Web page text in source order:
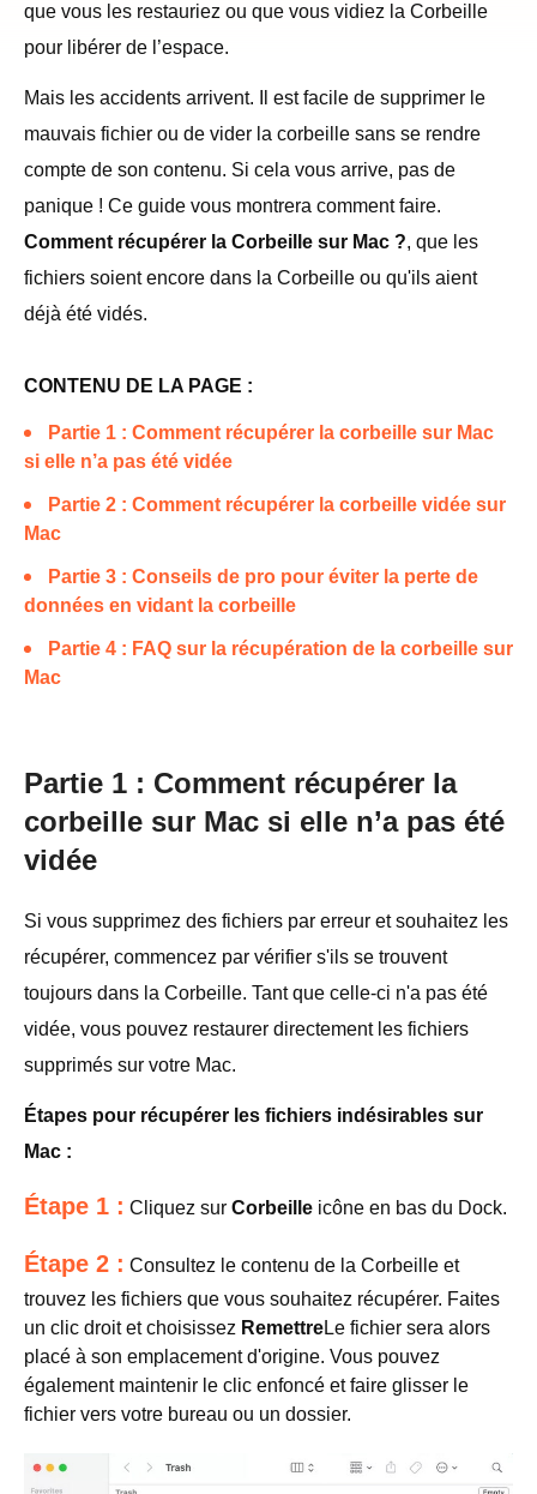
que vous les restauriez ou que vous vidiez la Corbeille
pour libérer de l’espace.
Mais les accidents arrivent. Il est facile de supprimer le
mauvais fichier ou de vider la corbeille sans se rendre
compte de son contenu. Si cela vous arrive, pas de
panique ! Ce guide vous montrera comment faire.
Comment récupérer la Corbeille sur Mac ?, que les
fichiers soient encore dans la Corbeille ou qu'ils aient
déjà été vidés.
CONTENU DE LA PAGE :
Partie 1 : Comment récupérer la corbeille sur Mac
si elle n’a pas été vidée
Partie 2 : Comment récupérer la corbeille vidée sur
Mac
Partie 3 : Conseils de pro pour éviter la perte de
données en vidant la corbeille
Partie 4 : FAQ sur la récupération de la corbeille sur
Mac
Partie 1 : Comment récupérer la
corbeille sur Mac si elle n’a pas été
vidée
Si vous supprimez des fichiers par erreur et souhaitez les
récupérer, commencez par vérifier s'ils se trouvent
toujours dans la Corbeille. Tant que celle-ci n'a pas été
vidée, vous pouvez restaurer directement les fichiers
supprimés sur votre Mac.
Étapes pour récupérer les fichiers indésirables sur
Mac :
Étape 1 : Cliquez sur Corbeille icône en bas du Dock.
Étape 2 : Consultez le contenu de la Corbeille et
trouvez les fichiers que vous souhaitez récupérer. Faites
un clic droit et choisissez RemettreLe fichier sera alors
placé à son emplacement d'origine. Vous pouvez
également maintenir le clic enfoncé et faire glisser le
fichier vers votre bureau ou un dossier.